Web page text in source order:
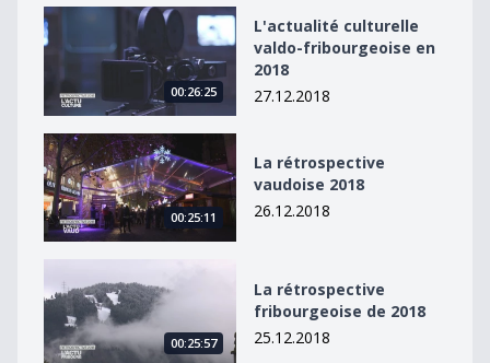
L&#039;actualité culturelle valdo-fribourgeoise en
00:26:25
L'actualité culturelle
valdo-fribourgeoise en
2018
27.12.2018
La rétrospective vaudoise 2018
00:25:11
La rétrospective
vaudoise 2018
26.12.2018
00:25:57
La rétrospective
fribourgeoise de 2018
25.12.2018